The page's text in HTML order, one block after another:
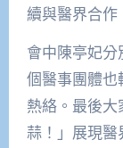
續與醫界合作
會中陳亭妃
個醫事團體
熱絡。最後
蒜！」展現